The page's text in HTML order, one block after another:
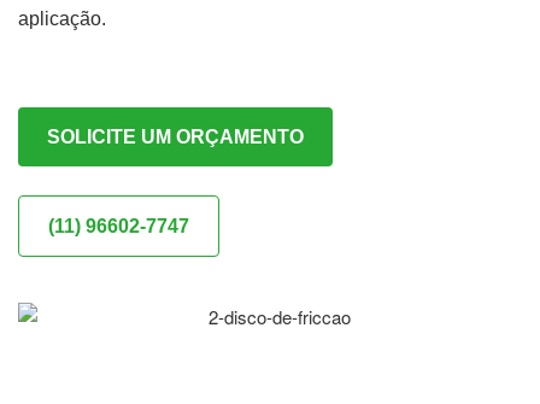
aplicação.
SOLICITE UM ORÇAMENTO
(11) 96602-7747